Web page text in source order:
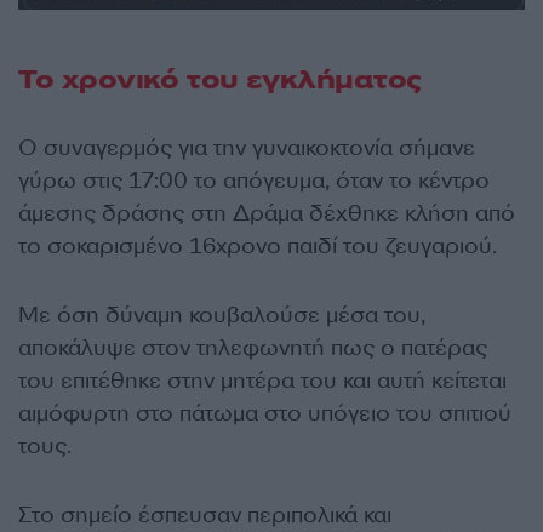
Το χρονικό του εγκλήματος
Ο συναγερμός για την γυναικοκτονία σήμανε
γύρω στις 17:00 το απόγευμα, όταν το κέντρο
άμεσης δράσης στη Δράμα δέχθηκε κλήση από
το σοκαρισμένο 16χρονο παιδί του ζευγαριού.
Με όση δύναμη κουβαλούσε μέσα του,
αποκάλυψε στον τηλεφωνητή πως ο πατέρας
του επιτέθηκε στην μητέρα του και αυτή κείτεται
αιμόφυρτη στο πάτωμα στο υπόγειο του σπιτιού
τους.
Στο σημείο έσπευσαν περιπολικά και